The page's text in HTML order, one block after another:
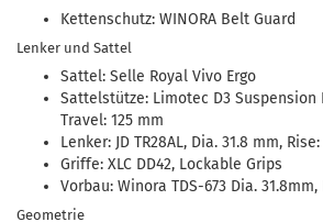
Kettenschutz: WINORA Belt Guard
Lenker und Sattel
Sattel: Selle Royal Vivo Ergo
Sattelstütze: Limotec D3 Suspension
Travel: 125 mm
Lenker: JD TR28AL, Dia. 31.8 mm,
Griffe: XLC DD42, Lockable Grips
Vorbau: Winora TDS-673 Dia. 31.8mm,
Geometrie